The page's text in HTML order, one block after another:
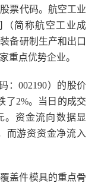
票代码。航空工业
（简称航空工业成
备研制生产和出口
重点优势企业。
：002190）的股价
了2%。当日的成交
。资金流向数据显
而游资资金净流入
盖件模具的重点骨